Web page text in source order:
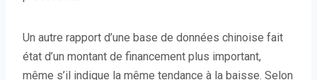
Un autre rapport d’une base de données chinoise fait
état d’un montant de financement plus important,
même s’il indique la même tendance à la baisse. Selon